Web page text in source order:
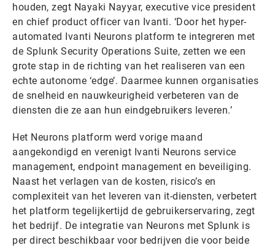
houden, zegt Nayaki Nayyar, executive vice president
en chief product officer van Ivanti. ‘Door het hyper-
automated Ivanti Neurons platform te integreren met
de Splunk Security Operations Suite, zetten we een
grote stap in de richting van het realiseren van een
echte autonome ‘edge’. Daarmee kunnen organisaties
de snelheid en nauwkeurigheid verbeteren van de
diensten die ze aan hun eindgebruikers leveren.’
Het Neurons platform werd vorige maand
aangekondigd en verenigt Ivanti Neurons service
management, endpoint management en beveiliging.
Naast het verlagen van de kosten, risico’s en
complexiteit van het leveren van it-diensten, verbetert
het platform tegelijkertijd de gebruikerservaring, zegt
het bedrijf. De integratie van Neurons met Splunk is
per direct beschikbaar voor bedrijven die voor beide